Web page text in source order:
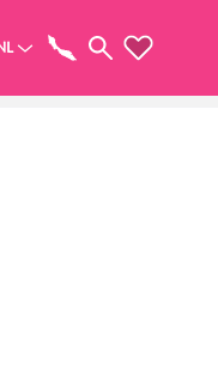
Delen